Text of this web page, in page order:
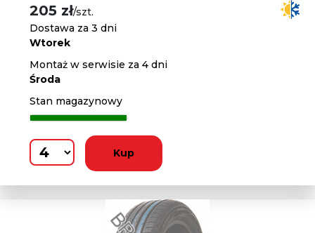
205 zł/szt.
Dostawa za 3 dni
Wtorek
Montaż w serwisie za 4 dni
Środa
Stan magazynowy
Kup